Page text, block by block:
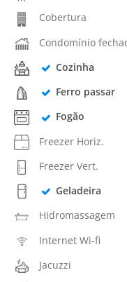
Cobertura
Condomínio
Cozinha
Ferro passar
Fogão
Freezer Horiz.
Freezer Vert.
Geladeira
Hidromassagem
Internet Wi-fi
Jacuzzi